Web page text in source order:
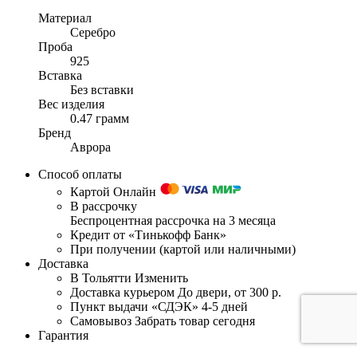
Материал
Серебро
Проба
925
Вставка
Без вставки
Вес изделия
0.47 грамм
Бренд
Аврора
Способ оплаты
Картой Онлайн
В рассрочку
Беспроцентная рассрочка на 3 месяца
Кредит от «Тинькофф Банк»
При получении (картой или наличными)
Доставка
В Тольятти Изменить
Доставка курьером До двери, от 300 р.
Пункт выдачи «СДЭК» 4-5 дней
Самовывоз Забрать товар сегодня
Гарантия